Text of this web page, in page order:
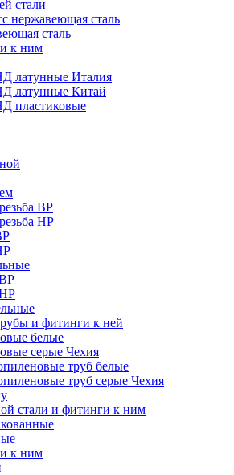
стали
нержавеющая сталь
сталь
к ним
латунные Италия
латунные Китай
пластиковые
ВР
НР
и фитинги к ней
белые
серые Чехия
труб белые
труб серые Чехия
стали и фитинги к ним
к ним